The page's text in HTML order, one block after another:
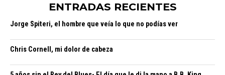
ENTRADAS RECIENTES
Jorge Spiteri, el hombre que veía lo que no podías ver
Chris Cornell, mi dolor de cabeza